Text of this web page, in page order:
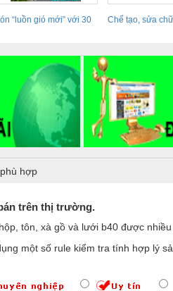
“luồn gió mới” với 30
Chế tạo, sửa
hợp
trên thị trường.
tôn, xà gồ và lưới b40 được nhiều
một số rule kiểm tra tính hợp lý